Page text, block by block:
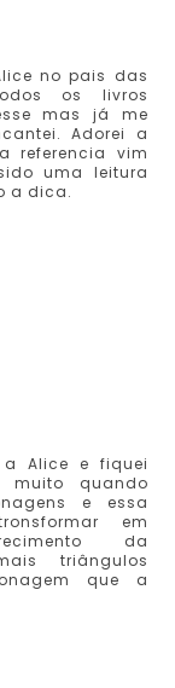
no pais das
os livros
mas já me
Adorei a
referencia vim
uma leitura
a dica.
Alice e fiquei
muito quando
e essa
em
da
triângulos
que a